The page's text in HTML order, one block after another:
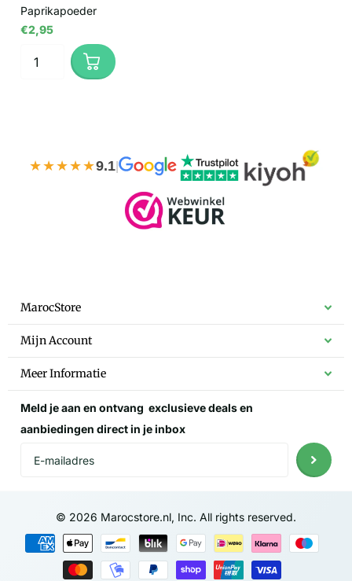
Paprikapoeder
€2,95
★★★★★9.1 |
MarocStore
Mijn Account
Meer Informatie
Meld je aan en ontvang exclusieve dealsen
aanbiedingen direct in je inbox
© 2026 Marocstore.nl, Inc. All rights reserved.